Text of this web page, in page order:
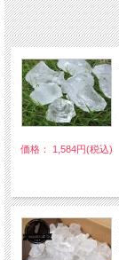
価格： 1,584円(税込)